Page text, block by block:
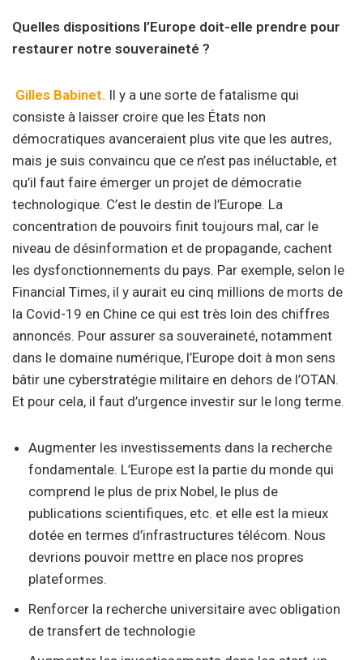
Quelles dispositions l’Europe doit-elle prendre pour
restaurer notre souveraineté ?
Gilles Babinet. Il y a une sorte de fatalisme qui
consiste à laisser croire que les États non
démocratiques avanceraient plus vite que les autres,
mais je suis convaincu que ce n’est pas inéluctable, et
qu’il faut faire émerger un projet de démocratie
technologique. C’est le destin de l’Europe. La
concentration de pouvoirs finit toujours mal, car le
niveau de désinformation et de propagande, cachent
les dysfonctionnements du pays. Par exemple, selon le
Financial Times, il y aurait eu cinq millions de morts de
la Covid-19 en Chine ce qui est très loin des chiffres
annoncés. Pour assurer sa souveraineté, notamment
dans le domaine numérique, l’Europe doit à mon sens
bâtir une cyberstratégie militaire en dehors de l’OTAN.
Et pour cela, il faut d’urgence investir sur le long terme.
Augmenter les investissements dans la recherche
fondamentale. L’Europe est la partie du monde qui
comprend le plus de prix Nobel, le plus de
publications scientifiques, etc. et elle est la mieux
dotée en termes d’infrastructures télécom. Nous
devrions pouvoir mettre en place nos propres
plateformes.
Renforcer la recherche universitaire avec obligation
de transfert de technologie